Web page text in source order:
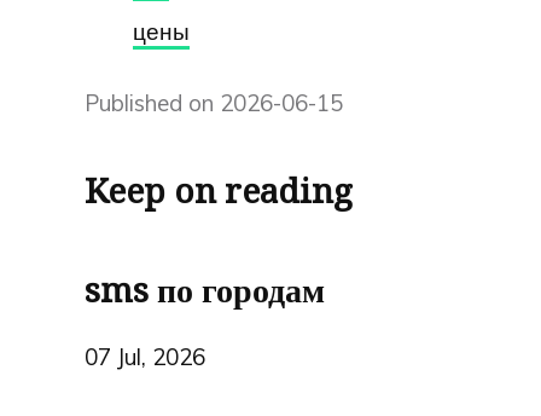
цены
Published on 2026-06-15
Keep on reading
sms по городам
07 Jul, 2026